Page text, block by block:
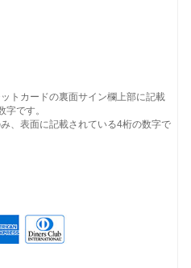
トカードの裏面サイン欄上部に記載
です。
、表面に記載されている4桁の数字で